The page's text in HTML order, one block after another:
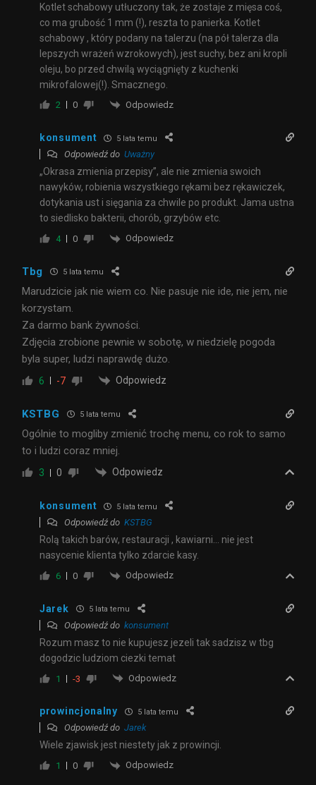
Kotlet schabowy utłuczony tak, że zostaje z mięsa coś,
co ma grubość 1 mm (!), reszta to panierka. Kotlet
schabowy , który podany na talerzu (na pół talerza dla
lepszych wrażeń wzrokowych), jest suchy, bez ani kropli
oleju, bo przed chwilą wyciągnięty z kuchenki
mikrofalowej(!). Smacznego.
2 0 Odpowiedz
konsument 5 lata temu
Odpowiedź do Uważny
„Okrasa zmienia przepisy”, ale nie zmienia swoich
nawyków, robienia wszystkiego rękami bez rękawiczek,
dotykania ust i sięgania za chwile po produkt. Jama ustna
to siedlisko bakterii, chorób, grzybów etc.
4 0 Odpowiedz
Tbg 5 lata temu
Marudzicie jak nie wiem co. Nie pasuje nie ide, nie jem, nie
korzystam.
Za darmo bank żywności.
Zdjęcia zrobione pewnie w sobotę, w niedzielę pogoda
byla super, ludzi naprawdę dużo.
6 -7 Odpowiedz
KSTBG 5 lata temu
Ogólnie to mogliby zmienić trochę menu, co rok to samo
to i ludzi coraz mniej.
3 0 Odpowiedz
konsument 5 lata temu
Odpowiedź do KSTBG
Rolą takich barów, restauracji , kawiarni… nie jest
nasycenie klienta tylko zdarcie kasy.
6 0 Odpowiedz
Jarek 5 lata temu
Odpowiedź do konsument
Rozum masz to nie kupujesz jezeli tak sadzisz w tbg
dogodzic ludziom ciezki temat
1 -3 Odpowiedz
prowincjonalny 5 lata temu
Odpowiedź do Jarek
Wiele zjawisk jest niestety jak z prowincji.
1 0 Odpowiedz